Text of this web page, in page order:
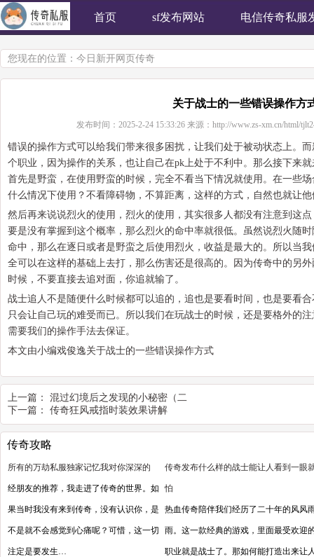
首页 sf发布网站 电信传奇私服
您现在的位置： 今日新开网页传奇
关于战士的一些错误操作方
发布时间： 2025-2-24 15:33:26 来源： http://www.zs-xm.cn/html/
错误的操作方式可以给我们带来很多困扰，让我们处于被动状态上。
个职业，因为操作的关系，也让自己在pk上处于不利中。那么接下来
首先是野蛮，在使用野蛮的时候，完全不看当下情况就使用。在一些
什么情况下使用？不看障碍物，不算距离，这样的方式，自然也就让
然后再来说说烈火的使用，烈火的使用，其实很多人都没有注意到这
要是没有掌握到这个概率，那么烈火的命中率就很低。虽然说烈火随
命中，那么在逐日或者是野蛮之后使用烈火，收益是最大的。所以当
全可以在这样的基础上去打，那么伤害还是很高的。因为传奇中的另
时候，不要直接去追对面，你追就输了。
战士追人不是随便什么时候都可以追的，追也是要看时间，也是要看
只会让自己玩的难受而已。所以我们在玩战士的时候，还是要格外的
需要我们的操作手法去保证。
本文由小编戏俊逸关于战士的一些错误操作方式
上一篇： 混过幻境后之发现的小秘密（二
下一篇： 传奇狂风戒指时装效果讲解
传奇攻略
所有的万劫私服独家记忆我对你深深的
经朋友的推荐，我走进了传奇的世界。如
果当时我没有来到传奇，没有认识你，是
不是就不会感觉到心痛呢？可惜，这一切
注定是要发生…
传奇发布什么样的战士能让人看到一眼
怕
热血传奇陪伴我们经历了二十年的风风
雨。这一款经典的游戏，里面最受欢迎
职业就是战士了。那如何能打造出来让